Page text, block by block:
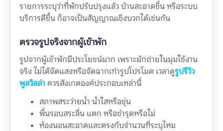
รายการระบุว่าที่พักปรับปรุงแล้ว บ้านสะอาดขึ้น หรือระบบ
บริการดีขึ้น ก็อาจเป็นสัญญาณเชิงบวกได้เช่นกัน
ตรวจรูปจริงจากผู้เข้าพัก
รูปจากผู้เข้าพักมีประโยชน์มาก เพราะมักถ่ายในมุมใช้งาน
จริง ไม่ได้จัดแสงหรือจัดฉากเท่ารูปโปรโมต เวลาดูรูปรีวิว
พูลวิลล่า ควรสังเกตองค์ประกอบเหล่านี้
สภาพสระว่ายน้ำ น้ำใสหรือขุ่น
พื้นรอบสระลื่น แตก หรือชำรุดหรือไม่
ห้องนอนสะอาดและตรงกับจำนวนที่ระบุไหม